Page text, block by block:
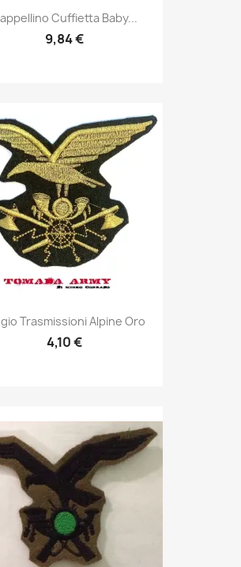
Anteprima
Cuffietta Baby...
9,84 €
Anteprima
Trasmissioni Alpine Oro
4,10 €